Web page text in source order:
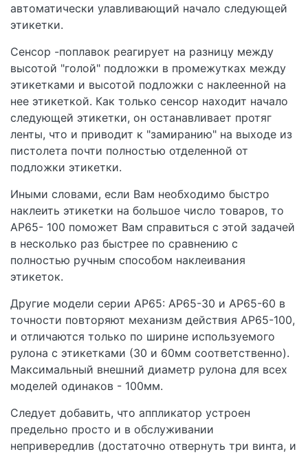
автоматически улавливающий начало следующей
этикетки.
Сенсор -поплавок реагирует на разницу между
высотой "голой" подложки в промежутках между
этикетками и высотой подложки с наклеенной на
нее этикеткой. Как только сенсор находит начало
следующей этикетки, он останавливает протяг
ленты, что и приводит к "замиранию" на выходе из
пистолета почти полностью отделенной от
подложки этикетки.
Иными словами, если Вам необходимо быстро
наклеить этикетки на большое число товаров, то
AP65- 100 поможет Вам справиться с этой задачей
в несколько раз быстрее по сравнению с
полностью ручным способом наклеивания
этикеток.
Другие модели серии AP65: AP65-30 и AP65-60 в
точности повторяют механизм действия AP65-100,
и отличаются только по ширине используемого
рулона с этикетками (30 и 60мм соответственно).
Максимальный внешний диаметр рулона для всех
моделей одинаков - 100мм.
Следует добавить, что аппликатор устроен
предельно просто и в обслуживании
непривередлив (достаточно отвернуть три винта, и